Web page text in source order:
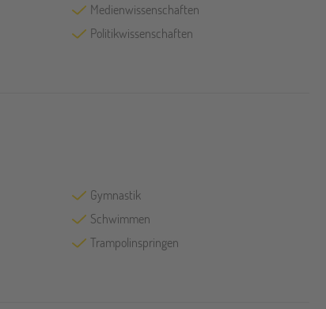
Medienwissenschaften
Politikwissenschaften
Gymnastik
Schwimmen
Trampolinspringen